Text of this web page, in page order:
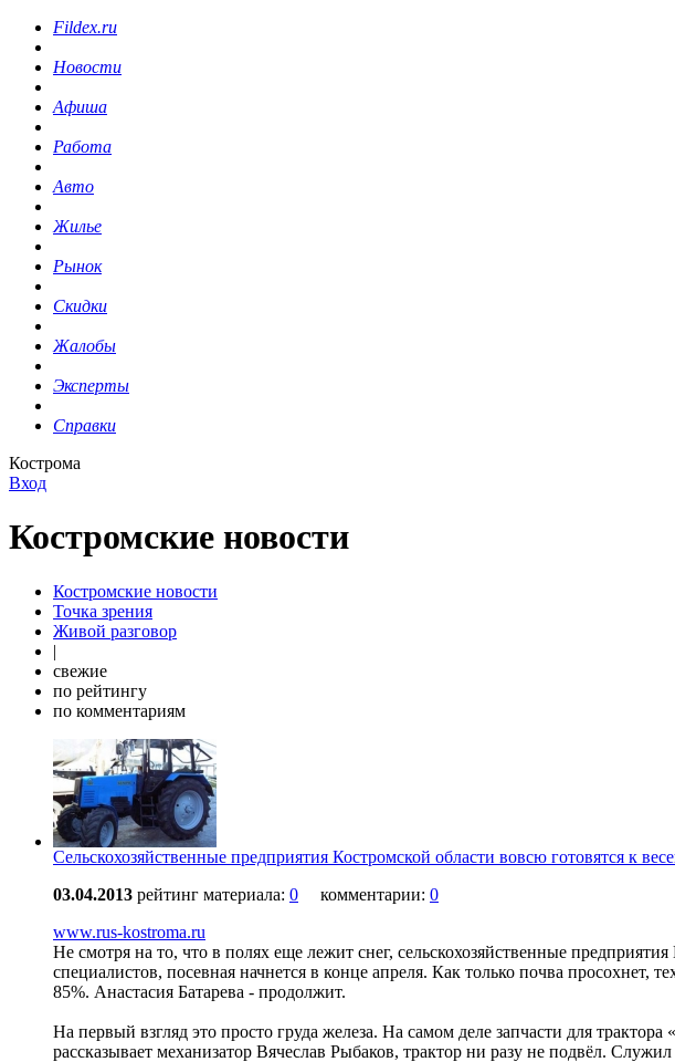
Fildex.ru
Новости
Афиша
Работа
Авто
Жилье
Рынок
Скидки
Жалобы
Эксперты
Справки
Кострома
Вход
Костромские новости
Костромские новости
Точка зрения
Живой разговор
|
свежие
по рейтингу
по комментариям
Сельскохозяйственные предприятия Костромской области вовсю готовятся к
03.04.2013 рейтинг материала: 0 комментарии: 0
www.rus-kostroma.ru
Не смотря на то, что в полях еще лежит снег, сельскохозяйственные
специалистов, посевная начнется в конце апреля. Как только почва
85%. Анастасия Батарева - продолжит.
На первый взгляд это просто груда железа. На самом деле запчасти для
рассказывает механизатор Вячеслав Рыбаков, трактор ни разу не подвёл.